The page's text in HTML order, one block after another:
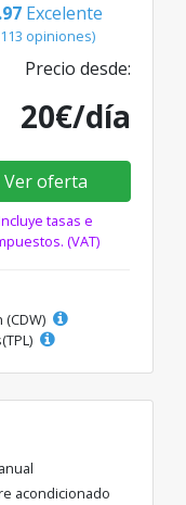
Excelente
opiniones)
Precio desde:
20€/día
Ver oferta
tasas e
(VAT)
acondicionado